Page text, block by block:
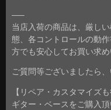
—–
当店入荷の商品は、厳し
態、各コントロールの動
方でも安心してお買い求め
ご質問等ございましたら
【リペア・カスタマイズ
ギター・ベースをご購入